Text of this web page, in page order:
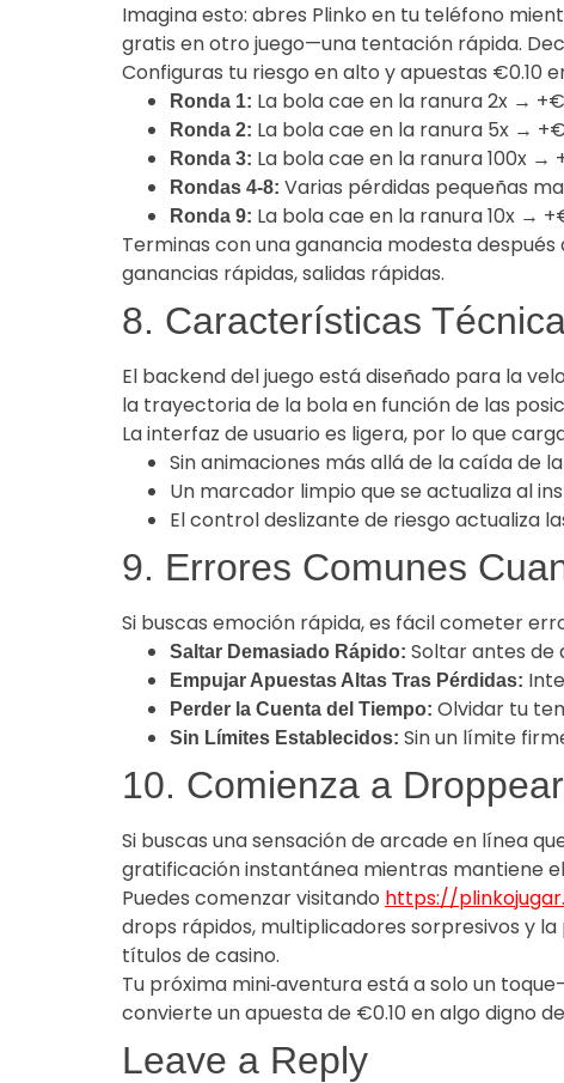
Imagina esto: abres Plinko en tu teléfono
gratis en otro juego—una tentación rápida.
Configuras tu riesgo en alto y apuestas €0.10
Ronda 1: La bola cae en la ranura 2x →
Ronda 2: La bola cae en la ranura 5x →
Ronda 3: La bola cae en la ranura 100x →
Rondas 4-8: Varias pérdidas pequeñas
Ronda 9: La bola cae en la ranura 10x →
Terminas con una ganancia modesta
ganancias rápidas, salidas rápidas.
8. Características
El backend del juego está diseñado para la
la trayectoria de la bola en función de las
La interfaz de usuario es ligera, por lo que
Sin animaciones más allá de la caída de
Un marcador limpio que se actualiza al
El control deslizante de riesgo actualiza
9. Errores Comunes
Si buscas emoción rápida, es fácil cometer
Saltar Demasiado Rápido: Soltar antes de
Empujar Apuestas Altas Tras Pérdidas:
Perder la Cuenta del Tiempo: Olvidar tu
Sin Límites Establecidos: Sin un límite
10. Comienza a
Si buscas una sensación de arcade en línea
gratificación instantánea mientras mantiene
Puedes comenzar visitando https://
drops rápidos, multiplicadores sorpresivos y
títulos de casino.
Tu próxima mini‑aventura está a solo un
convierte un apuesta de €0.10 en algo digno
Leave a Reply